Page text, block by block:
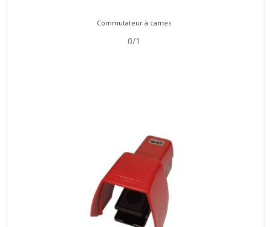
Commutateur à cames
0/1